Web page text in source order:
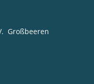
Großbeeren